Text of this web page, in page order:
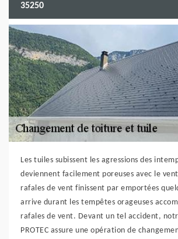
35250
Les tuiles subissent les agressions des
deviennent facilement poreuses avec le
rafales de vent finissent par emportées
arrive durant les tempêtes orageuses
rafales de vent. Devant un tel accident,
PROTEC assure une opération de